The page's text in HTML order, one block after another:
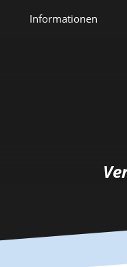
Informationen